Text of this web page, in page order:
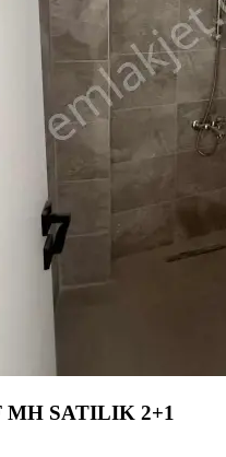
SATILIK 2+1